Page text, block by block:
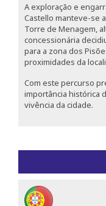
A exploração e
Castello manteve-se
Torre de Menagem,
concessionária
para a zona dos
proximidades da
Com este percurso
importância histórica
vivência da cidade.